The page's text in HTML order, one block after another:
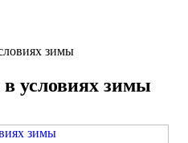
зимы
в условиях зимы